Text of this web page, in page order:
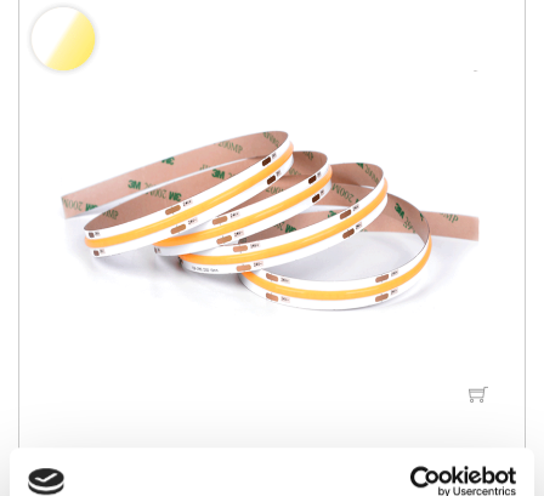
LED COB CCT bånd, 10W/m, 24V, 512 led/m, 5m,